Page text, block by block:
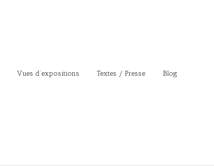
Vues d’expositions Textes / Presse Blog